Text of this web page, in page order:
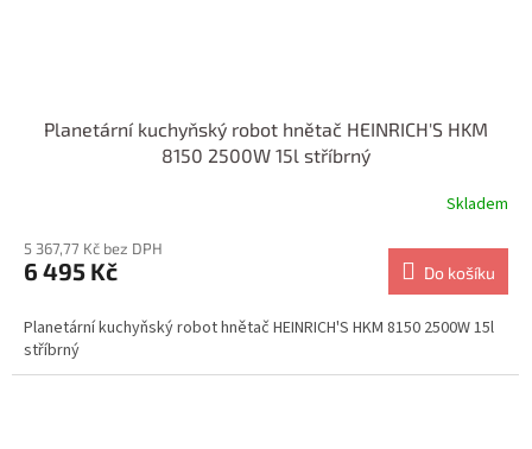
Planetární kuchyňský robot hnětač HEINRICH'S HKM
8150 2500W 15l stříbrný
Skladem
5 367,77 Kč bez DPH
6 495 Kč Do košíku
Planetární kuchyňský robot hnětač HEINRICH'S HKM 8150 2500W 15l
stříbrný